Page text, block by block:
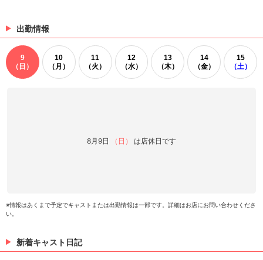
出勤情報
9
（日）
10
（月）
11
（火）
12
（水）
13
（木）
14
（金）
15
（土）
8月9日 （日） は店休日です
※情報はあくまで予定でキャストまたは出勤情報は一部です。詳細はお店にお問い合わせくださ
い。
新着キャスト日記